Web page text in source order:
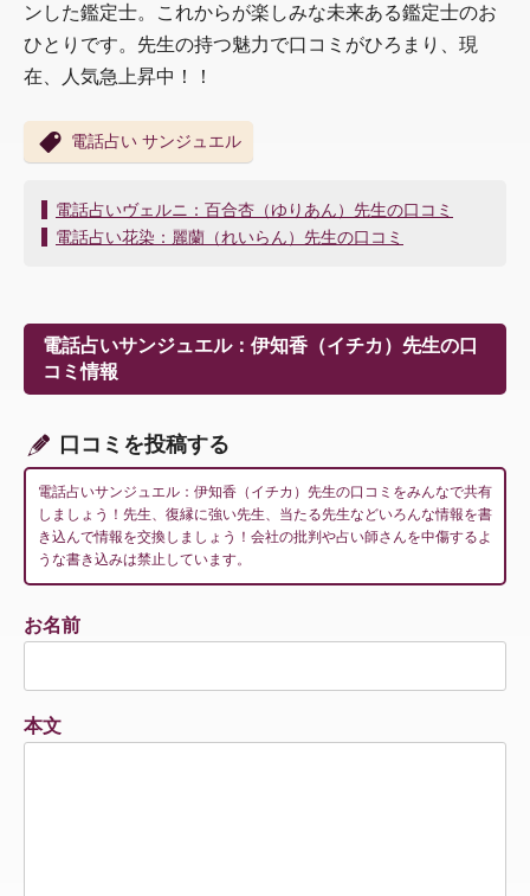
ンした鑑定士。これからが楽しみな未来ある鑑定士のお
ひとりです。先生の持つ魅力で口コミがひろまり、現
在、人気急上昇中！！
電話占い サンジュエル
投
稿
ー
シ
電話占いヴェルニ：百合杏（ゆりあん）先生の口コミ
電話占い花染：麗蘭（れいらん）先生の口コミ
電話占いサンジュエル：伊知香（イチカ）先生の口
コミ情報
口コミを投稿する
電話占いサンジュエル：伊知香（イチカ）先生の口コミをみんなで共有
しましょう！先生、復縁に強い先生、当たる先生などいろんな情報を書
き込んで情報を交換しましょう！会社の批判や占い師さんを中傷するよ
うな書き込みは禁止しています。
お名前
本文